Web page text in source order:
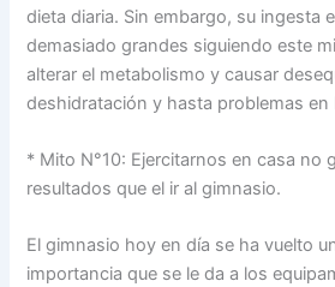
dieta diaria. Sin embargo, su ingesta
demasiado grandes siguiendo este
alterar el metabolismo y causar
deshidratación y hasta problemas en
* Mito N°10: Ejercitarnos en casa no
resultados que el ir al gimnasio.
El gimnasio hoy en día se ha vuelto
importancia que se le da a los